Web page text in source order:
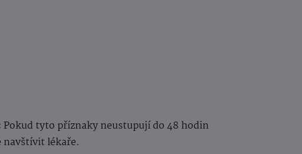
Pokud tyto příznaky neustupují do 48 hodin
navštívit lékaře.